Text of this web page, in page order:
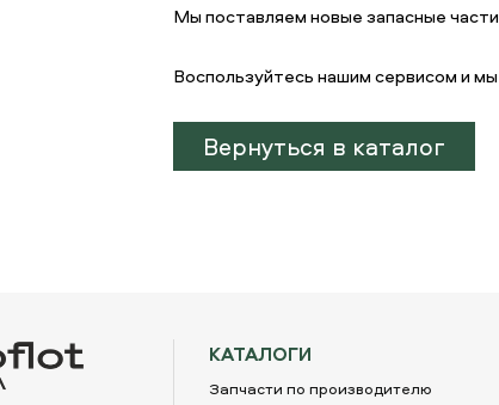
Мы поставляем новые запасные
Воспользуйтесь нашим сервисом и
Вернуться в каталог
КАТАЛОГИ
Запчасти по производителю